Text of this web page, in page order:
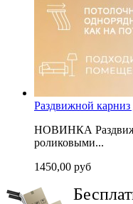
Раздвижной карниз
НОВИНКА
роликовыми...
1450,00 руб